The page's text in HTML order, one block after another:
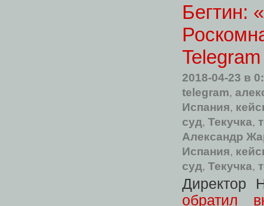
Бегтин:
2018-04-23 в
telegram,
Испания,
суд, Текучка,
Александр
Испания,
суд, Текучка,
Директор
обратил